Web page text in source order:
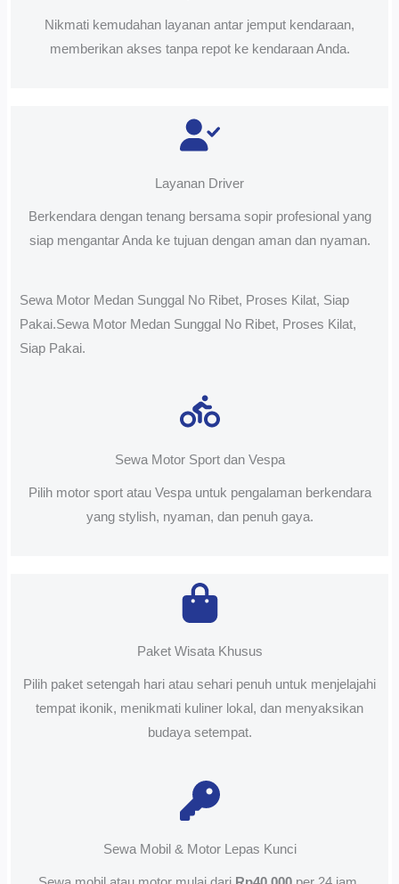
Nikmati kemudahan layanan antar jemput kendaraan,
memberikan akses tanpa repot ke kendaraan Anda.
Layanan Driver
Berkendara dengan tenang bersama sopir profesional yang
siap mengantar Anda ke tujuan dengan aman dan nyaman.
Sewa Motor Medan Sunggal No Ribet, Proses Kilat, Siap
Pakai.Sewa Motor Medan Sunggal No Ribet, Proses Kilat,
Siap Pakai.
Sewa Motor Sport dan Vespa
Pilih motor sport atau Vespa untuk pengalaman berkendara
yang stylish, nyaman, dan penuh gaya.
Paket Wisata Khusus
Pilih paket setengah hari atau sehari penuh untuk menjelajahi
tempat ikonik, menikmati kuliner lokal, dan menyaksikan
budaya setempat.
Sewa Mobil & Motor Lepas Kunci